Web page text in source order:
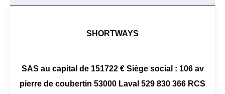
SHORTWAYS
SAS au capital de 151722 € Siège social : 106 av
pierre de coubertin 53000 Laval 529 830 366 RCS